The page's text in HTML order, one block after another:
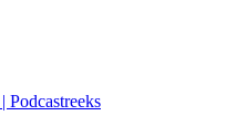
Podcastreeks